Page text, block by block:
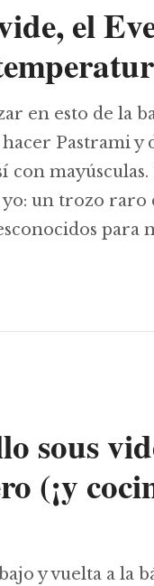
el
en esto de la
Pastrami y
con
un trozo raro
para
sous
(¡y
y vuelta a la